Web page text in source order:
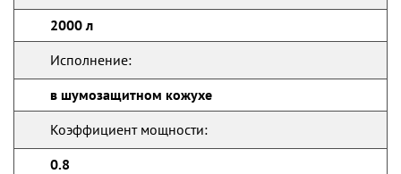
2000 л
Исполнение:
в шумозащитном кожухе
Коэффициент мощности:
0.8